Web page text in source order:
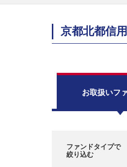
京都北都信
お取扱いフ
ファンドタイプで
絞り込む